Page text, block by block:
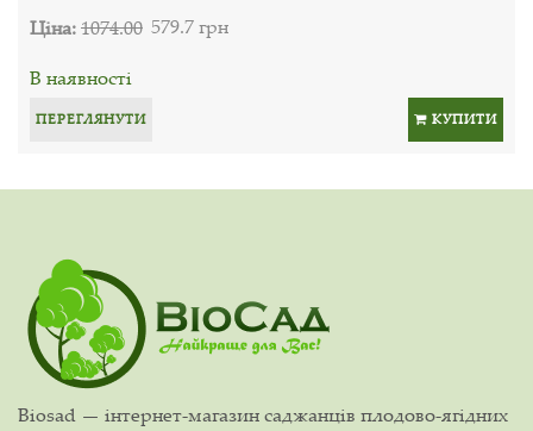
Ціна:1074.00 579.7 грн
В наявності
ПЕРЕГЛЯНУТИ КУПИТИ
Biosad — інтернет-магазин саджанців плодово-ягідних